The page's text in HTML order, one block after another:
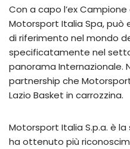
Con a capo l’ex
Motorsport Italia Spa, può
di riferimento nel mondo
specificatamente nel
panorama Internazionale.
partnership che
Lazio Basket in carrozzina.
Motorsport Italia S.p.a. è
ha ottenuto più